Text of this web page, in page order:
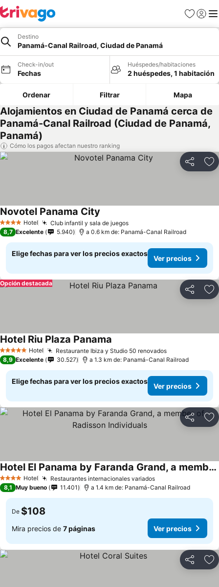
Favoritos
Iniciar
Destino
Panamá-Canal Railroad, Ciudad de Panamá
Check-in/out
Fechas
Huéspedes/habitaciones
2 huéspedes, 1 habitación
Ordenar Filtrar Mapa
Alojamientos en Ciudad de Panamá cerca de
Panamá-Canal Railroad (Ciudad de Panamá,
Panamá)
Cómo los pagos afectan nuestro ranking
Compartir
4 EstrellasHotel Club infantil y sala de juegosVer precios
Novotel Panama City
8,7 Excelente 5.940 a 0.6 km de: Panamá-Canal Railroad
Elige fechas para ver los precios exactos
Ver precios
Compartir
Opción destacada
5 Estrellas Hotel Restaurante Ibiza y Studio 50 renovadosVer precios
Hotel Riu Plaza Panama
8,9 Excelente 30.527 a 1.3 km de: Panamá-Canal Railroad
Elige fechas para ver los precios exactos
Ver precios
Compartir
4 EstrellasHotel Restaurantes internacionales variadosVer precios
Hotel El Panama by Faranda Grand, a member of Radisson Individuals
Ver precios
8,1 Muy bueno 11.401 a 1.4 km de: Panamá-Canal Railroad
De $108
Mira precios de 7 páginas Ver precios
Compartir